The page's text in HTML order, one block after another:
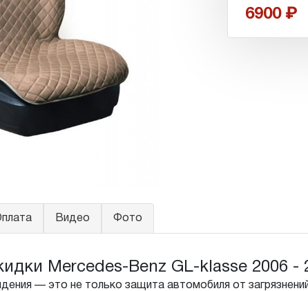
6900
Видео Фото
Mercedes-Benz GL-klasse 2006 -
— это не только защита автомобиля от